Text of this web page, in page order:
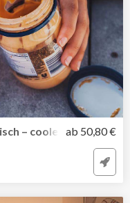
– cooles ab 50,80 €